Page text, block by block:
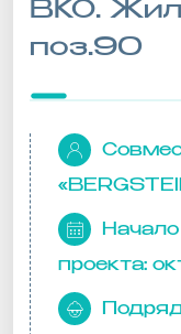
ВКО.
поз.90
проекта: